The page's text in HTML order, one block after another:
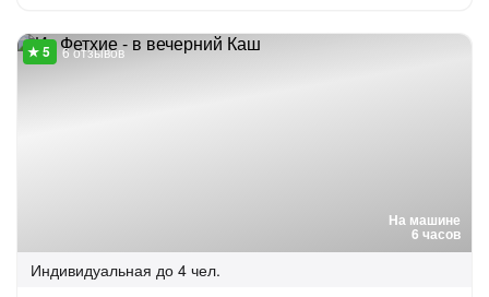
На машине
6 часов
6 отзывов
Индивидуальная до 4 чел.